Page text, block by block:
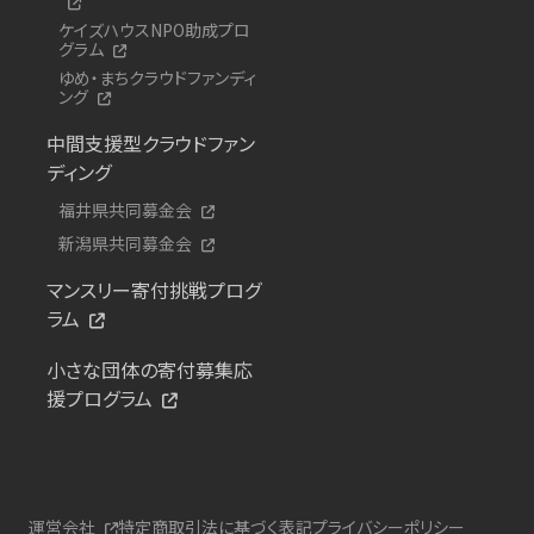
ケイズハウスNPO助成プロ
グラム
ゆめ・まちクラウドファンディ
ング
中間支援型クラウドファン
ディング
福井県共同募金会
新潟県共同募金会
マンスリー寄付挑戦プログ
ラム
小さな団体の寄付募集応
援プログラム
運営会社 特定商取引法に基づく表記プライバシーポリシー